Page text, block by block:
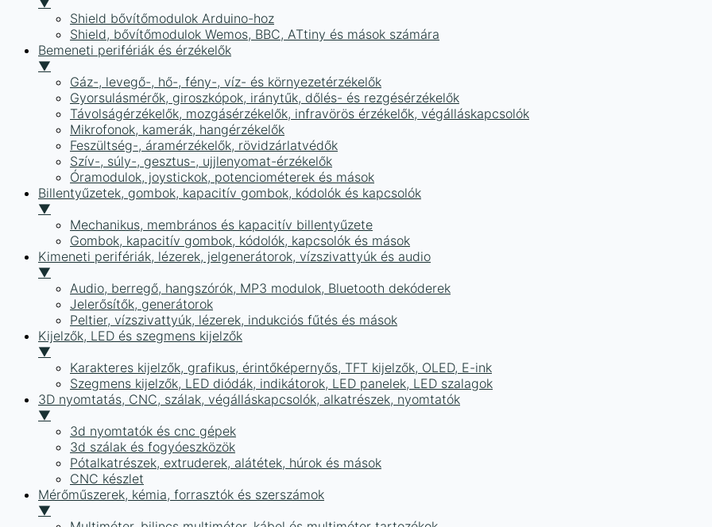
Shield bővítőmodulok Arduino-hoz
Shield, bővítőmodulok Wemos, BBC, ATtiny és mások számára
Bemeneti perifériák és érzékelők
▼
Gáz-, levegő-, hő-, fény-, víz- és környezetérzékelők
Gyorsulásmérők, giroszkópok, iránytűk, dőlés- és rezgésérzékelők
Távolságérzékelők, mozgásérzékelők, infravörös érzékelők, végálláskapcsolók
Mikrofonok, kamerák, hangérzékelők
Feszültség-, áramérzékelők, rövidzárlatvédők
Szív-, súly-, gesztus-, ujjlenyomat-érzékelők
Óramodulok, joystickok, potenciométerek és mások
Billentyűzetek, gombok, kapacitív gombok, kódolók és kapcsolók
▼
Mechanikus, membrános és kapacitív billentyűzete
Gombok, kapacitív gombok, kódolók, kapcsolók és mások
Kimeneti perifériák, lézerek, jelgenerátorok, vízszivattyúk és audio
▼
Audio, berregő, hangszórók, MP3 modulok, Bluetooth dekóderek
Jelerősítők, generátorok
Peltier, vízszivattyúk, lézerek, indukciós fűtés és mások
Kijelzők, LED és szegmens kijelzők
▼
Karakteres kijelzők, grafikus, érintőképernyős, TFT kijelzők, OLED, E-ink
Szegmens kijelzők, LED diódák, indikátorok, LED panelek, LED szalagok
3D nyomtatás, CNC, szálak, végálláskapcsolók, alkatrészek, nyomtatók
▼
3d nyomtatók és cnc gépek
3d szálak és fogyóeszközök
Pótalkatrészek, extruderek, alátétek, húrok és mások
CNC készlet
Mérőműszerek, kémia, forrasztók és szerszámok
▼